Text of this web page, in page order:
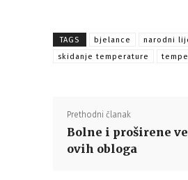
TAGS bjelance narodni
skidanje temperature
Prethodni članak
Bolne i proširene
ovih obloga